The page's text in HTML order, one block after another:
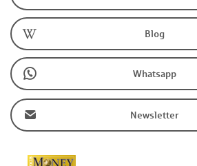
Blog
Whatsapp
Newsletter